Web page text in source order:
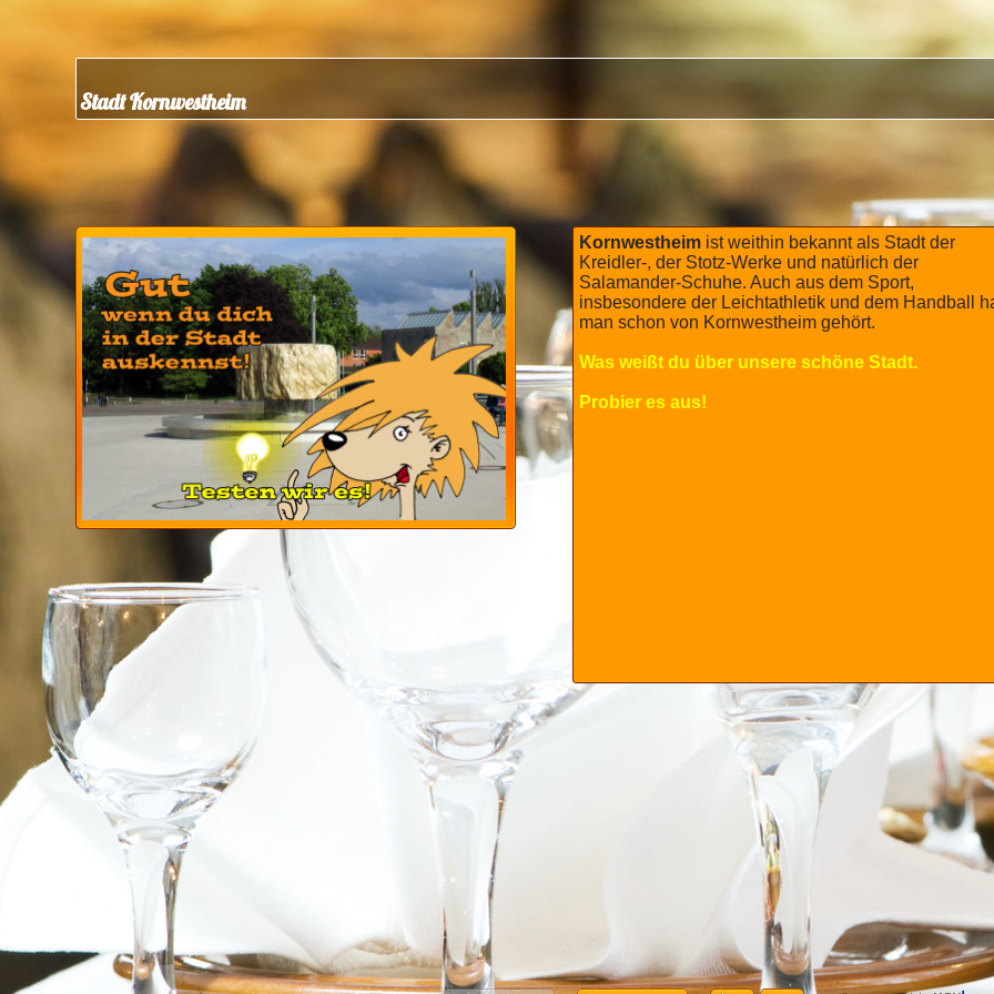
Stadt Kornwestheim
Kornwestheim ist weithin bekannt als Stadt der
Kreidler-, der Stotz-Werke und natürlich der
Salamander-Schuhe. Auch aus dem Sport,
insbesondere der Leichtathletik und dem Handball
man schon von Kornwestheim gehört.
Was weißt du über unsere schöne Stadt.
Probier es aus!